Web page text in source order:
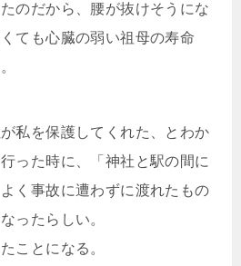
のだから、腰が抜けそうにな
ても心臓の弱い祖母の寿命
私を保護してくれた、とわか
った時に、「神社と駅の間に
く事故に遭わずに渡れたもの
ったらしい。
ことになる。